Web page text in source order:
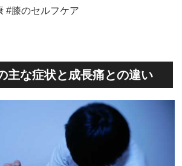
#膝のセルフケア
主な症状と成長痛との違い